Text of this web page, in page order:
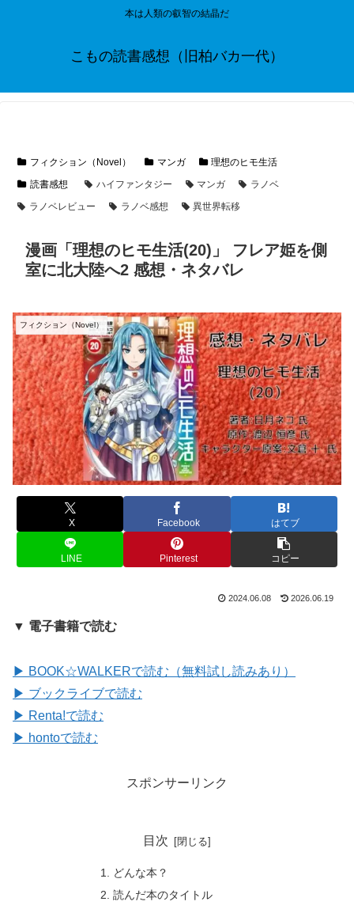
本は人類の叡智の結晶だ
こもの読書感想（旧柏バカ一代）
フィクション（Novel） マンガ
理想のヒモ生活
読書感想
ハイファンタジー マンガ
ラノベ
ラノベレビュー
ラノベ感想 異世界転移
漫画「理想のヒモ生活(20)」 フレア姫を側
室に北大陸へ2 感想・ネタバレ
フィクション（Novel）
X Facebook はてブ
LINE Pinterest コピー
2024.06.08 2026.06.19
▼ 電子書籍で読む
▶ BOOK☆WALKERで読む（無料試し読みあり）
▶ ブックライブで読む
▶ Renta!で読む
▶ hontoで読む
スポンサーリンク
目次
どんな本？
読んだ本のタイトル